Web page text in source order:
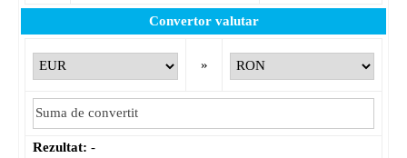
Convertor valutar
»
Rezultat: -